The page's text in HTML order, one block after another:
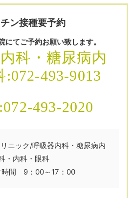
ン接種要予約
にてご予約お願い致します。
科・糖尿病内
:072-493-9013
493-2020
ニック/呼吸器内科・糖尿病内
・内科・眼科
時間 9：00～17：00